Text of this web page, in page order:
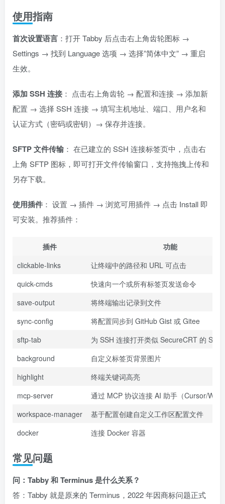
使用指南
首次设置语言 ：打开 Tabby 后点击右上角齿轮图标 →
Settings → 找到 Language 选项 → 选择”简体中文” → 重启
生效。
添加 SSH 连接 ： 点击右上角齿轮 → 配置和连接 → 添加新
配置 → 选择 SSH 连接 → 填写主机地址、端口、用户名和
认证方式（密码或密钥）→ 保存并连接。
SFTP 文件传输 ： 在已建立的 SSH 连接标签页中，点击右
上角 SFTP 图标，即可打开文件传输窗口，支持拖拽上传和
另存下载。
使用插件 ： 设置 → 插件 → 浏览可用插件 → 点击 Install 即
可安装。推荐插件：
插件
功能
clickable-links
让终端中的路径和 URL 可点击
quick-cmds
快速向一个或所有标签页发送命令
save-output
将终端输出记录到文件
sync-config
将配置同步到 GitHub Gist 或 Gitee
sftp-tab
为 SSH 连接打开类似 SecureCRT 的
background
自定义标签页背景图片
highlight
终端关键词高亮
mcp-server
通过 MCP 协议连接 AI 助手（Cursor/
workspace-manager
基于配置创建自定义工作区配置文件
docker
连接 Docker 容器
常见问题
问：Tabby 和 Terminus 是什么关系？
答：Tabby 就是原来的 Terminus，2022 年因商标问题正式